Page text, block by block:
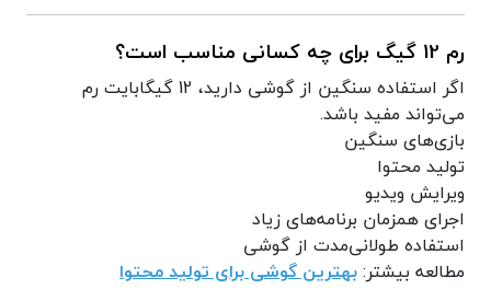
رم 12 گیگ برای چه کسانی مناسب است؟
اگر استفاده سنگین از گوشی دارید، 12 گیگابایت رم
می‌تواند مفید باشد.
بازی‌های سنگین
تولید محتوا
ویرایش ویدیو
اجرای همزمان برنامه‌های زیاد
استفاده طولانی‌مدت از گوشی
مطالعه بیشتر:بهترین گوشی برای تولید محتوا